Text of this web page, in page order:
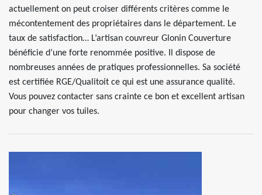
actuellement on peut croiser différents critères comme le
mécontentement des propriétaires dans le département. Le
taux de satisfaction… L’artisan couvreur Glonin Couverture
bénéficie d’une forte renommée positive. Il dispose de
nombreuses années de pratiques professionnelles. Sa société
est certifiée RGE/Qualitoit ce qui est une assurance qualité.
Vous pouvez contacter sans crainte ce bon et excellent artisan
pour changer vos tuiles.